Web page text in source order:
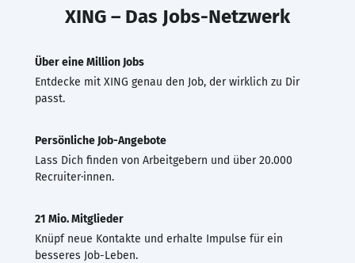
XING – Das Jobs-Netzwerk
Über eine Million Jobs
Entdecke mit XING genau den Job, der wirklich zu Dir
passt.
Persönliche Job-Angebote
Lass Dich finden von Arbeitgebern und über 20.000
Recruiter·innen.
21 Mio. Mitglieder
Knüpf neue Kontakte und erhalte Impulse für ein
besseres Job-Leben.